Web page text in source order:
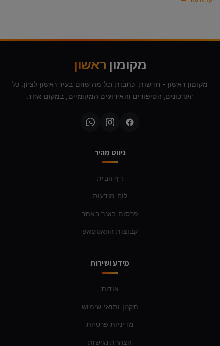
מקומון ראשון
מקומון ראשון - חדשות, כתבות וכל מה שחם בעיר ראשון לציון. כל
העדכונים, הסיפורים והאירועים המקומיים, במקום אחד.
ניווט מהיר
דף הבית
לוח מודעות
פרסום באנר באתר
קבוצות הוואטסאפ
מידע ושירות
אודות
תקנון ותנאי שימוש
מדיניות פרטיות
הצהרת נגישות